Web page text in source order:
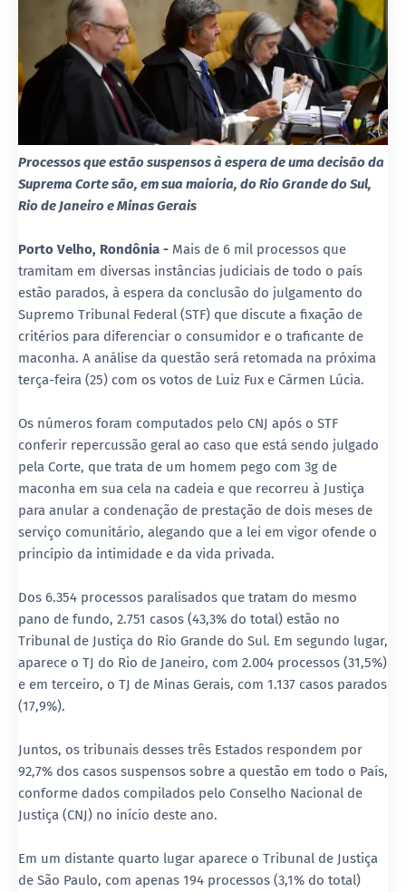
Processos que estão suspensos à espera de uma decisão da
Suprema Corte são, em sua maioria, do Rio Grande do Sul,
Rio de Janeiro e Minas Gerais
Porto Velho, Rondônia - Mais de 6 mil processos que
tramitam em diversas instâncias judiciais de todo o país
estão parados, à espera da conclusão do julgamento do
Supremo Tribunal Federal (STF) que discute a fixação de
critérios para diferenciar o consumidor e o traficante de
maconha. A análise da questão será retomada na próxima
terça-feira (25) com os votos de Luiz Fux e Cármen Lúcia.
Os números foram computados pelo CNJ após o STF
conferir repercussão geral ao caso que está sendo julgado
pela Corte, que trata de um homem pego com 3g de
maconha em sua cela na cadeia e que recorreu à Justiça
para anular a condenação de prestação de dois meses de
serviço comunitário, alegando que a lei em vigor ofende o
princípio da intimidade e da vida privada.
Dos 6.354 processos paralisados que tratam do mesmo
pano de fundo, 2.751 casos (43,3% do total) estão no
Tribunal de Justiça do Rio Grande do Sul. Em segundo lugar,
aparece o TJ do Rio de Janeiro, com 2.004 processos (31,5%)
e em terceiro, o TJ de Minas Gerais, com 1.137 casos parados
(17,9%).
Juntos, os tribunais desses três Estados respondem por
92,7% dos casos suspensos sobre a questão em todo o País,
conforme dados compilados pelo Conselho Nacional de
Justiça (CNJ) no início deste ano.
Em um distante quarto lugar aparece o Tribunal de Justiça
de São Paulo, com apenas 194 processos (3,1% do total)